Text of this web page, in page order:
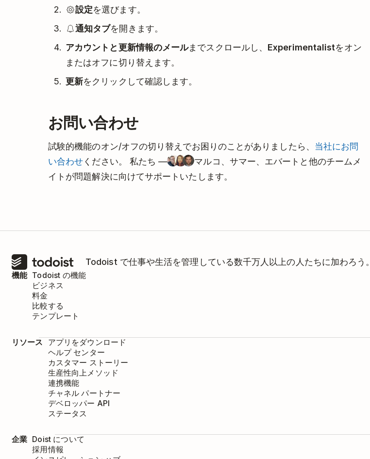
設定を選びます。
通知タブを開きます。
アカウントと更新情報のメールまでスクロールし、 Experimentalistをオン
またはオフに切り替えます。
更新をクリックして確認します。
お問い合わせ
試験的機能のオン/オフの切り替えでお困りのことがありましたら、 当社にお問
い合わせください。 私たち —
マルコ、サマー、エバートと他のチームメ
イトが問題解決に向けてサポートいたします。
Todoist で仕事や生活を管理している数千万人以上の人たちに加わろう。
機能 Todoist の機能
ビジネス
料金
比較する
テンプレート
リソース
アプリをダウンロード
ヘルプ センター
カスタマー ストーリー
生産性向上メソッド
連携機能
チャネル パートナー
デベロッパー API
ステータス
企業
Doist について
採用情報